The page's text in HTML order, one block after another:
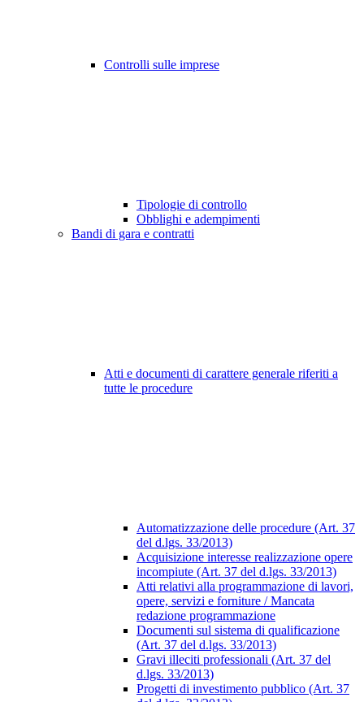
Controlli sulle imprese
Tipologie di controllo
Obblighi e adempimenti
Bandi di gara e contratti
Atti e documenti di carattere generale riferiti a
tutte le procedure
Automatizzazione delle procedure (Art. 37
del d.lgs. 33/2013)
Acquisizione interesse realizzazione opere
incompiute (Art. 37 del d.lgs. 33/2013)
Atti relativi alla programmazione di lavori,
opere, servizi e forniture / Mancata
redazione programmazione
Documenti sul sistema di qualificazione
(Art. 37 del d.lgs. 33/2013)
Gravi illeciti professionali (Art. 37 del
d.lgs. 33/2013)
Progetti di investimento pubblico (Art. 37